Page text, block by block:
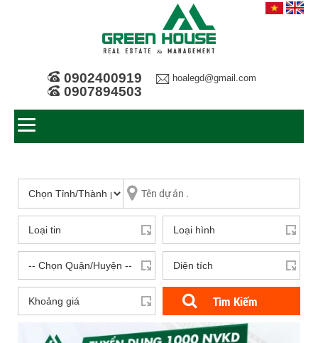
0902400919
0907894503
hoalegd@gmail.com
Tìm Kiếm